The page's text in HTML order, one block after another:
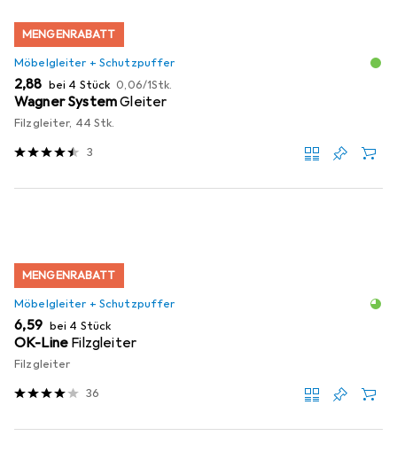
MENGENRABATT
Möbelgleiter + Schutzpuffer
EUR
2,88 bei 4 Stück EUR
0,06/1Stk.
Wagner SystemGleiter
Filzgleiter, 44 Stk.
3
MENGENRABATT
Möbelgleiter + Schutzpuffer
EUR
6,59 bei 4 Stück
OK-Line Filzgleiter
Filzgleiter
36